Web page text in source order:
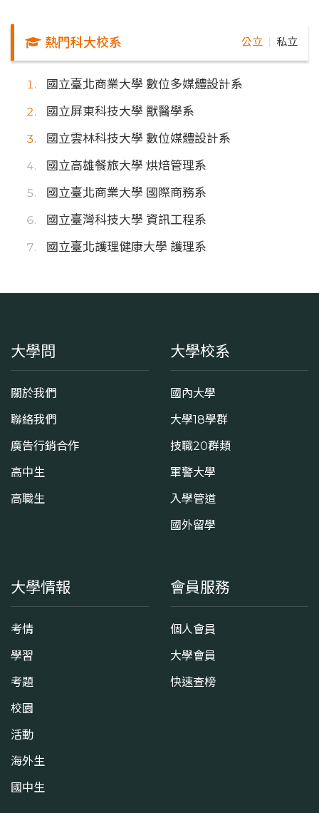
熱門科大校系 公立 私立
國立臺北商業大學 數位多媒體設計系
國立屏東科技大學 獸醫學系
國立雲林科技大學 數位媒體設計系
國立高雄餐旅大學 烘焙管理系
國立臺北商業大學 國際商務系
國立臺灣科技大學 資訊工程系
國立臺北護理健康大學 護理系
大學問
關於我們
聯絡我們
廣告行銷合作
高中生
高職生
大學校系
國內大學
大學18學群
技職20群類
軍警大學
入學管道
國外留學
大學情報
考情
學習
考題
校園
活動
海外生
國中生
會員服務
個人會員
大學會員
快速查榜